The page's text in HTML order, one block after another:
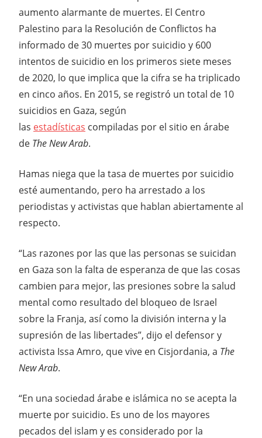
aumento alarmante de muertes. El Centro
Palestino para la Resolución de Conflictos ha
informado de 30 muertes por suicidio y 600
intentos de suicidio en los primeros siete meses
de 2020, lo que implica que la cifra se ha triplicado
en cinco años. En 2015, se registró un total de 10
suicidios en Gaza, según
las estadísticas compiladas por el sitio en árabe
de The New Arab.
Hamas niega que la tasa de muertes por suicidio
esté aumentando, pero ha arrestado a los
periodistas y activistas que hablan abiertamente al
respecto.
“Las razones por las que las personas se suicidan
en Gaza son la falta de esperanza de que las cosas
cambien para mejor, las presiones sobre la salud
mental como resultado del bloqueo de Israel
sobre la Franja, así como la división interna y la
supresión de las libertades”, dijo el defensor y
activista Issa Amro, que vive en Cisjordania, a The
New Arab.
“En una sociedad árabe e islámica no se acepta la
muerte por suicidio. Es uno de los mayores
pecados del islam y es considerado por la